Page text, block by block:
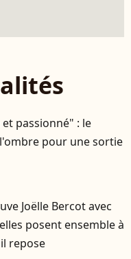
passionné" : le
pour une sortie
Joëlle Bercot avec
posent ensemble à
repose